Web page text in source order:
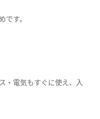
す。
・電気もすぐに使え、入